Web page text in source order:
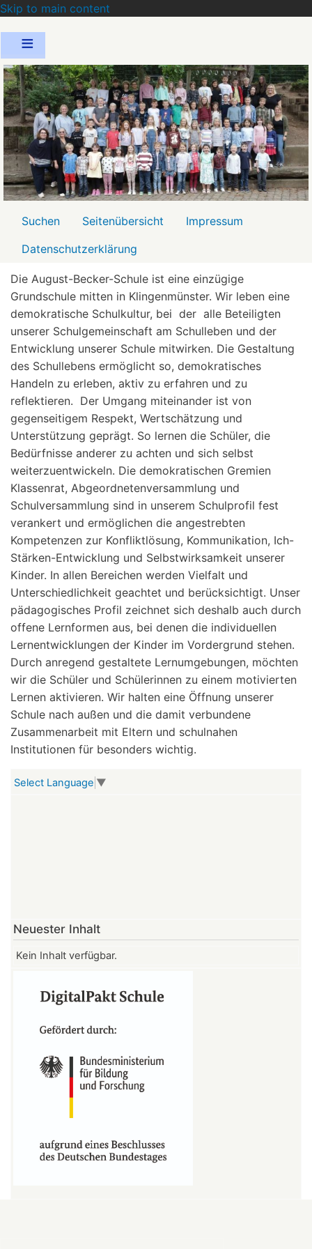
Skip to main content
Menü2
Suchen Seitenübersicht
Impressum
Datenschutzerklärung
Die August-Becker-Schule ist eine einzügige
Grundschule mitten in Klingenmünster. Wir leben eine
demokratische Schulkultur, bei der alle Beteiligten
unserer Schulgemeinschaft am Schulleben und der
Entwicklung unserer Schule mitwirken. Die Gestaltung
des Schullebens ermöglicht so, demokratisches
Handeln zu erleben, aktiv zu erfahren und zu
reflektieren. Der Umgang miteinander ist von
gegenseitigem Respekt, Wertschätzung und
Unterstützung geprägt. So lernen die Schüler, die
Bedürfnisse anderer zu achten und sich selbst
weiterzuentwickeln. Die demokratischen Gremien
Klassenrat, Abgeordnetenversammlung und
Schulversammlung sind in unserem Schulprofil fest
verankert und ermöglichen die angestrebten
Kompetenzen zur Konfliktlösung, Kommunikation, Ich-
Stärken-Entwicklung und Selbstwirksamkeit unserer
Kinder. In allen Bereichen werden Vielfalt und
Unterschiedlichkeit geachtet und berücksichtigt. Unser
pädagogisches Profil zeichnet sich deshalb auch durch
offene Lernformen aus, bei denen die individuellen
Lernentwicklungen der Kinder im Vordergrund stehen.
Durch anregend gestaltete Lernumgebungen, möchten
wir die Schüler und Schülerinnen zu einem motivierten
Lernen aktivieren. Wir halten eine Öffnung unserer
Schule nach außen und die damit verbundene
Zusammenarbeit mit Eltern und schulnahen
Institutionen für besonders wichtig.
Select Language ▼
Neuester Inhalt
Kein Inhalt verfügbar.